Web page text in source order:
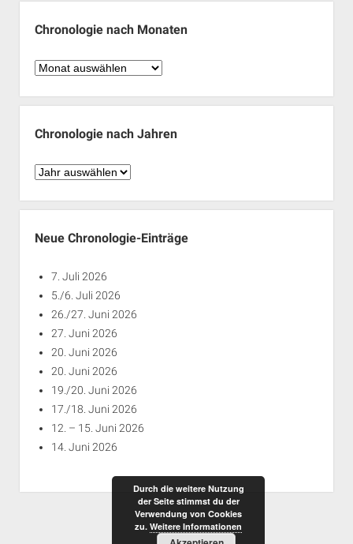
Chronologie nach Monaten
Chronologie
Monaten
Chronologie nach Jahren
Chronologie
Jahren
Neue Chronologie-Einträge
7. Juli 2026
5./6. Juli 2026
26./27. Juni 2026
27. Juni 2026
20. Juni 2026
20. Juni 2026
19./20. Juni 2026
17./18. Juni 2026
12. – 15. Juni 2026
14. Juni 2026
Durch die weitere Nutzung
der Seite stimmst du der
Verwendung von Cookies
zu. Weitere Informationen